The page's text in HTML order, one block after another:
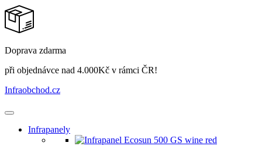
Doprava zdarma
při objednávce nad 4.000Kč v rámci ČR!
Infraobchod.cz
Infrapanely